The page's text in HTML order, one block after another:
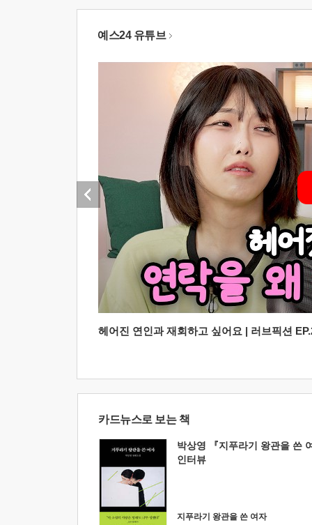
예스24 유튜브
헤어진 연인과 재회하고 싶어요 | 러브픽션
카드뉴스로 보는 책
박상영 『지푸라기 왕관을 쓴
인터뷰
지푸라기 왕관을 쓴 여자